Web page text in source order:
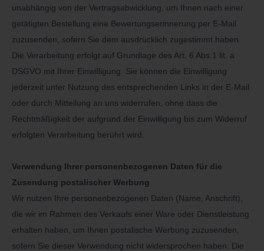
unabhängig von der Vertragsabwicklung, um Ihnen nach einer
getätigten Bestellung eine Bewertungserinnerung per E-Mail
zuzusenden, sofern Sie dem ausdrücklich zugestimmt haben.
Die Verarbeitung erfolgt auf Grundlage des Art. 6 Abs.1 lit. a
DSGVO mit Ihrer Einwilligung. Sie können die Einwilligung
jederzeit unter Nutzung des entsprechenden Links in der E-Mail
oder durch Mitteilung an uns widerrufen, ohne dass die
Rechtmäßigkeit der aufgrund der Einwilligung bis zum Widerruf
erfolgten Verarbeitung berührt wird.
Verwendung Ihrer personenbezogenen Daten für die
Zusendung postalischer Werbung
Wir nutzen Ihre personenbezogenen Daten (Name, Anschrift),
die wir im Rahmen des Verkaufs einer Ware oder Dienstleistung
erhalten haben, um Ihnen postalische Werbung zuzusenden,
sofern Sie dieser Verwendung nicht widersprochen haben. Die